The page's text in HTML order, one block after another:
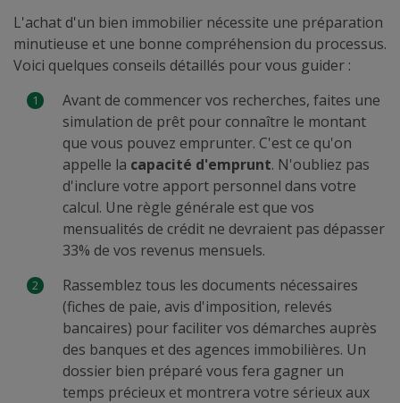
L'achat d'un bien immobilier nécessite une préparation
minutieuse et une bonne compréhension du processus.
Voici quelques conseils détaillés pour vous guider :
Avant de commencer vos recherches, faites une
simulation de prêt pour connaître le montant
que vous pouvez emprunter. C'est ce qu'on
appelle la capacité d'emprunt. N'oubliez pas
d'inclure votre apport personnel dans votre
calcul. Une règle générale est que vos
mensualités de crédit ne devraient pas dépasser
33% de vos revenus mensuels.
Rassemblez tous les documents nécessaires
(fiches de paie, avis d'imposition, relevés
bancaires) pour faciliter vos démarches auprès
des banques et des agences immobilières. Un
dossier bien préparé vous fera gagner un
temps précieux et montrera votre sérieux aux